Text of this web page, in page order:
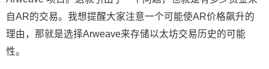
自AR的交易。我想提醒大家注意一个可能使AR价格飙升的
理由，那就是选择Arweave来存储以太坊交易历史的可能
性。